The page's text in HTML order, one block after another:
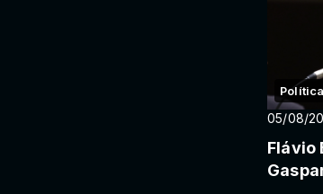
Política
05/08/
Flávio